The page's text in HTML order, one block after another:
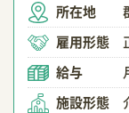
所在地
雇用形態
給与
施設形態